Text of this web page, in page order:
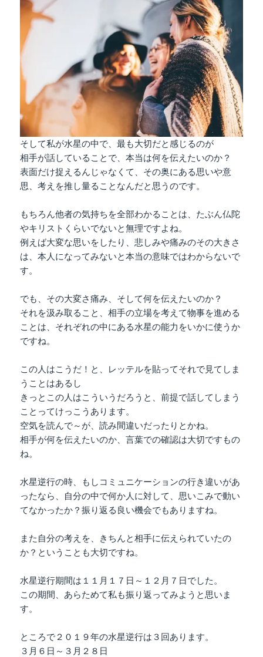
そして私が水星の中で、最も大切だと感じるのが
相手が話していることで、本当は何を伝えたいのか？
表面だけ捉えるんじゃなくて、その奥にある思いや意
思、考えを推し量ることなんだと思うのです。
もちろん他者の気持ちを全部わかることは、たぶん仏陀
やキリストくらいでないと無理ですよね。
例えば大変な思いをしたり、悲しみや痛みのその大きさ
は、本人になってみないと本当の意味ではわからないで
す。
でも、その大変さ痛み、そして何を伝えたいのか？
それを汲み取ること、相手の立場を考えて物事を進める
ことは、それぞれの中にある水星の能力をいかに使うか
ですね。
この人はこうだ！と、レッテルを貼ってそれで見てしま
うことはあるし
きっとこの人はこういうだろうと、前提で話してしまう
ことってけっこうあります。
空気を読んで～が、読み間違いだったりとかね。
相手が何を伝えたいのか、言葉での確認は大切ですもの
ね。
水星逆行の時、もしコミュニケーションの行き違いがあ
ったなら、自分の中で何か人に対して、思いこみで動い
てなかったか？振り返る良い機会でもありますね。
また自分の考えを、きちんと相手に伝えられていたの
か？ということも大切ですね。
水星逆行期間は１１月１７日～１２月７日でした。
この期間、あらためて私も振り返ってみようと思いま
す。
ところで２０１９年の水星逆行は３回あります。
３月６日～３月２８日